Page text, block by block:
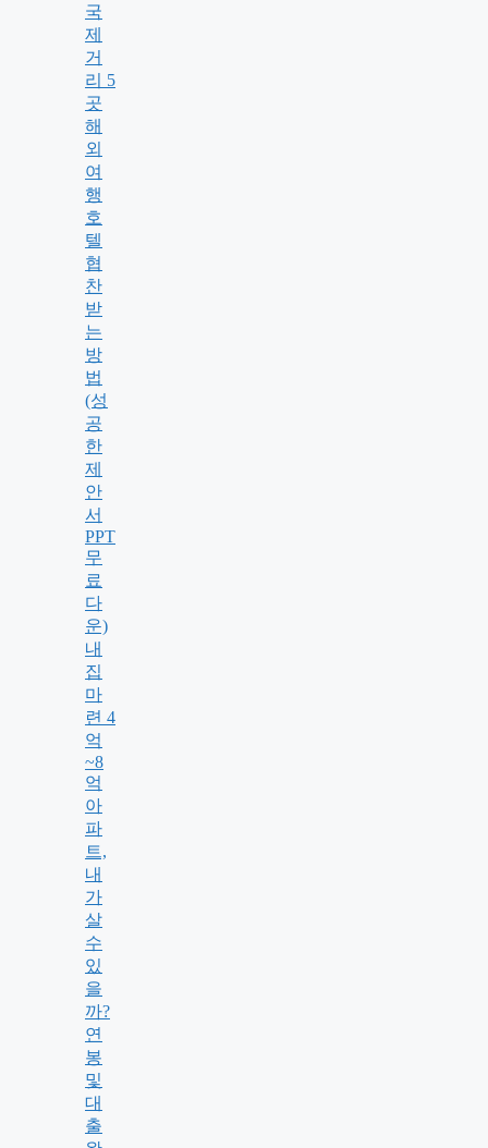
국
제
거
리 5
곳
해
외
여
행
호
텔
협
찬
받
는
방
법
(성
공
한
제
안
서
PPT
무
료
다
운)
내
집
마
련 4
억
~8
억
아
파
트,
내
가
살
수
있
을
까?
연
봉
및
대
출